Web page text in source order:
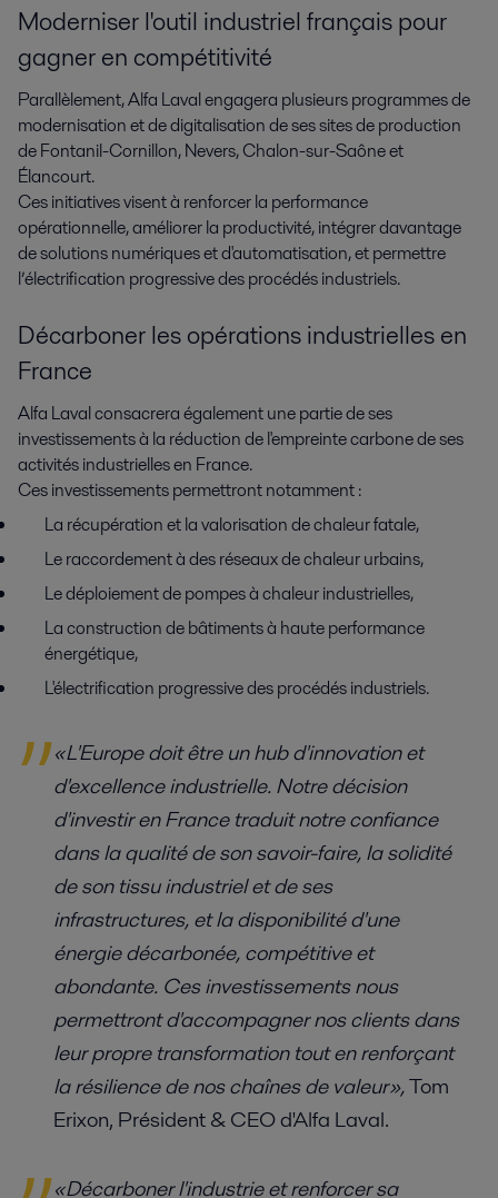
Moderniser l'outil industriel français pour
gagner en compétitivité
Parallèlement, Alfa Laval engagera plusieurs programmes de
modernisation et de digitalisation de ses sites de production
de Fontanil-Cornillon, Nevers, Chalon-sur-Saône et
Élancourt.
Ces initiatives visent à renforcer la performance
opérationnelle, améliorer la productivité, intégrer davantage
de solutions numériques et d'automatisation, et permettre
l’électrification progressive des procédés industriels.
Décarboner les opérations industrielles en
France
Alfa Laval consacrera également une partie de ses
investissements à la réduction de l'empreinte carbone de ses
activités industrielles en France.
Ces investissements permettront notamment :
La récupération et la valorisation de chaleur fatale,
Le raccordement à des réseaux de chaleur urbains,
Le déploiement de pompes à chaleur industrielles,
La construction de bâtiments à haute performance
énergétique,
L'électrification progressive des procédés industriels.
« L'Europe doit être un hub d'innovation et
d'excellence industrielle. Notre décision
d'investir en France traduit notre confiance
dans la qualité de son savoir-faire, la solidité
de son tissu industriel et de ses
infrastructures, et la disponibilité d'une
énergie décarbonée, compétitive et
abondante. Ces investissements nous
permettront d'accompagner nos clients dans
leur propre transformation tout en renforçant
la résilience de nos chaînes de valeur »,Tom
Erixon, Président & CEO d'Alfa Laval.
« Décarboner l'industrie et renforcer sa